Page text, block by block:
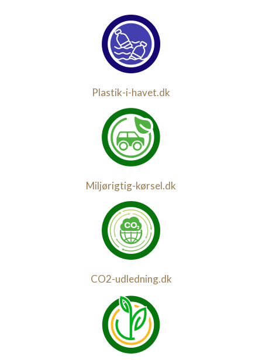
Plastik-i-havet.dk
Miljørigtig-kørsel.dk
CO2-udledning.dk